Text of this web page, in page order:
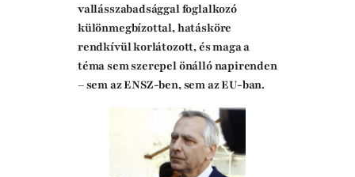
vallásszabadsággal foglalkozó
különmegbízottal, hatásköre
rendkívül korlátozott, és maga a
téma sem szerepel önálló napirenden
– sem az ENSZ-ben, sem az EU-ban.